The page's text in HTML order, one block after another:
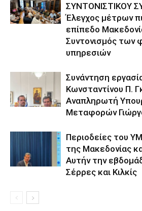
ΣΥΝΤΟΝΙΣΤΙΚΟΥ
Έλεγχος μέτρων
επίπεδο
Συντονισμός των
υπηρεσιών
Συνάντηση
Κωνσταντίνου Π.
Αναπληρωτή
Μεταφορών
Περιοδείες του
της Μακεδονίας
Αυτήν την
Σέρρες και Κιλκίς